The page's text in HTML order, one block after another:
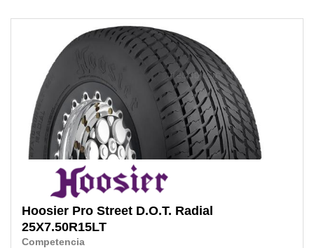
Hoosier Pro Street D.O.T. Radial
25X7.50R15LT
Competencia